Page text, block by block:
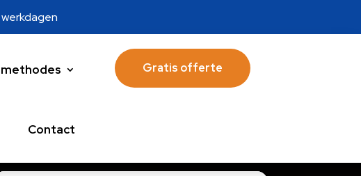
Contact
Gratis offerte